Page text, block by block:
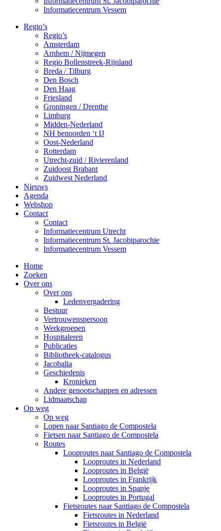
Informatiecentrum Vessem
Regio’s
Regio’s
Amsterdam
Arnhem / Nijmegen
Regio Bollenstreek-Rijnland
Breda / Tilburg
Den Bosch
Den Haag
Friesland
Groningen / Drenthe
Limburg
Midden-Nederland
NH benoorden ‘t IJ
Oost-Nederland
Rotterdam
Utrecht-zuid / Rivierenland
Zuidoost Brabant
Zuidwest Nederland
Nieuws
Agenda
Webshop
Contact
Contact
Informatiecentrum Utrecht
Informatiecentrum St. Jacobiparochie
Informatiecentrum Vessem
Home
Zoeken
Over ons
Over ons
Ledenvergadering
Bestuur
Vertrouwenspersoon
Werkgroepen
Hospitaleren
Publicaties
Bibliotheek-catalogus
Jacobalia
Geschiedenis
Kronieken
Andere genootschappen en adressen
Lidmaatschap
Op weg
Op weg
Lopen naar Santiago de Compostela
Fietsen naar Santiago de Compostela
Routes
Looproutes naar Santiago de Compostela
Looproutes in Nederland
Looproutes in België
Looproutes in Frankrijk
Looproutes in Spanje
Looproutes in Portugal
Fietsroutes naar Santiago de Compostela
Fietsroutes in Nederland
Fietsroutes in België